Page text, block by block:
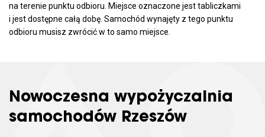
na terenie punktu odbioru. Miejsce oznaczone jest tabliczkami
i jest dostępne całą dobę. Samochód wynajęty z tego punktu
odbioru musisz zwrócić w to samo miejsce.
Nowoczesna wypożyczalnia
samochodów Rzeszów